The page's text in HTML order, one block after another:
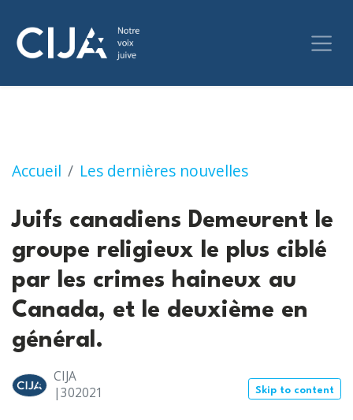
Accueil Les dernières nouvelles
Juifs canadiens Demeurent le groupe
Juifs canadiens Demeurent le
groupe religieux le plus ciblé
par les crimes haineux au
Canada, et le deuxième en
général.
CIJA
|302021 Skip to content